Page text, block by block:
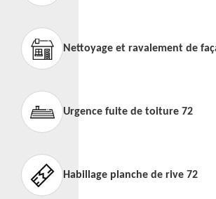
Nettoyage et ravalement de
Urgence fuite de toiture 72
Habillage planche de rive 72